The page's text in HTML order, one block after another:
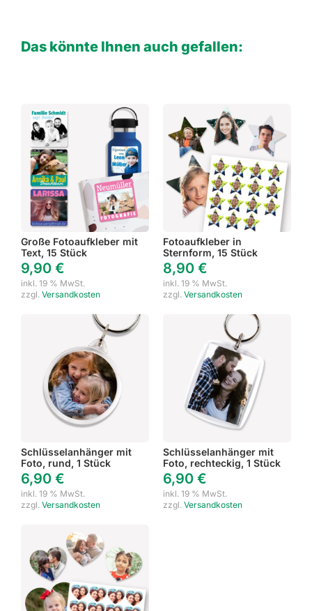
Das könnte Ihnen auch gefallen:
Große Fotoaufkleber mit
Text, 15 Stück
9,90 €
inkl. 19 % MwSt.
zzgl. Versandkosten
Fotoaufkleber in
Sternform, 15 Stück
8,90 €
inkl. 19 % MwSt.
zzgl. Versandkosten
Schlüsselanhänger mit
Foto, rund, 1 Stück
6,90 €
inkl. 19 % MwSt.
zzgl. Versandkosten
Schlüsselanhänger mit
Foto, rechteckig, 1 Stück
6,90 €
inkl. 19 % MwSt.
zzgl. Versandkosten